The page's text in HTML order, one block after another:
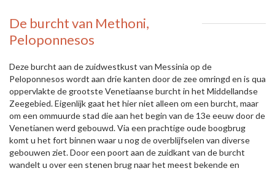
De burcht van Methoni,
Peloponnesos
Deze burcht aan de zuidwestkust van Messinia op de
Peloponnesos wordt aan drie kanten door de zee omringd en is qua
oppervlakte de grootste Venetiaanse burcht in het Middellandse
Zeegebied. Eigenlijk gaat het hier niet alleen om een burcht, maar
om een ommuurde stad die aan het begin van de 13e eeuw door de
Venetianen werd gebouwd. Via een prachtige oude boogbrug
komt u het fort binnen waar u nog de overblijfselen van diverse
gebouwen ziet. Door een poort aan de zuidkant van de burcht
wandelt u over een stenen brug naar het meest bekende en